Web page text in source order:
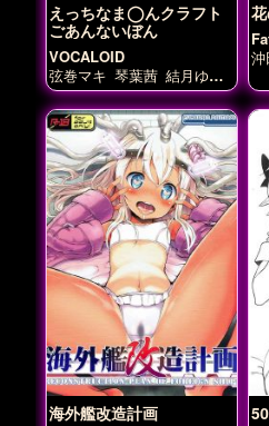
えっちなま◯んクラフト
ごあんないぼん
VOCALOID
弦巻マキ 琴葉茜 結月ゆか
り
沖
海外艦改造計画